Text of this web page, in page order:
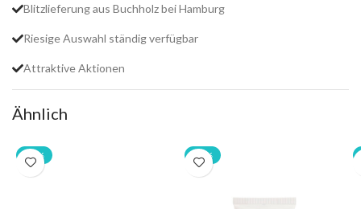
Blitzlieferung aus Buchholz bei Hamburg
Riesige Auswahl ständig verfügbar
Attraktive Aktionen
Ähnlich
-20% -20%